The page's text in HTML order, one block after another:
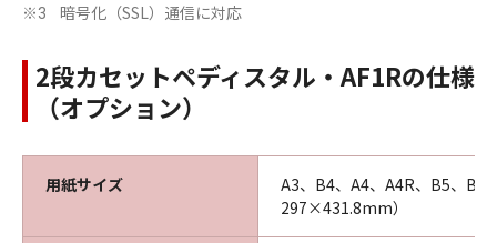
※3 暗号化（SSL）通信に対応
2段カセットペディスタル・AF1Rの仕様
（オプション）
用紙サイズ
A3、B4、A4、A4R、B5、
297×431.8mm）